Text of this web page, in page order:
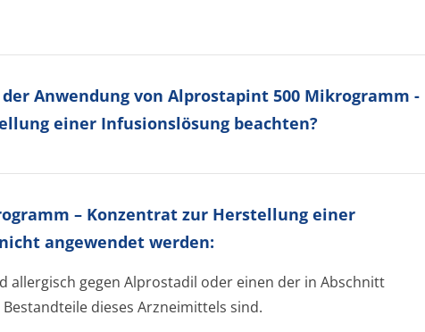
Anwendung von Alprostapint 500 Mikrogramm -
einer Infusionslösung beachten?
– Konzentrat zur Herstellung einer
angewendet werden:
allergisch gegen Alprostadil oder einen der in Abschnitt
dieses Arzneimittels sind.